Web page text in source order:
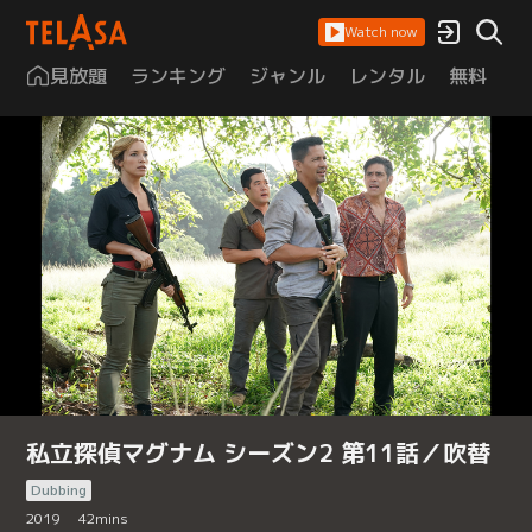
Watch now
見放題 ランキング ジャンル レンタル 無料
私立探偵マグナム シーズン2 第11話／吹替
Dubbing
2019
42mins